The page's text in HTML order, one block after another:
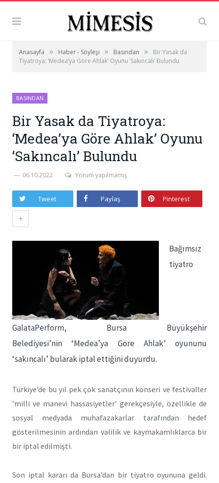
Anasayfa » Haber - Söyleşi » Basından »
Bir Yasak da
Tiyatroya: ‘Medea’ya Göre Ahlak’ Oyunu ‘Sakıncalı’ Bulundu
BASINDAN
Bir Yasak da Tiyatroya:
‘Medea’ya Göre Ahlak’ Oyunu
‘Sakıncalı’ Bulundu
06.10.2022 Yorum yapılmamış
Tweet Paylaş Pinterest
+
Bağımsız
tiyatro
GalataPerform, Bursa Büyükşehir
Belediyesi’nin ‘Medea’ya Göre Ahlak’ oyununu
‘sakıncalı’ bularak iptal ettiğini duyurdu.
Türkiye’de bu yıl pek çok sanatçının konseri ve festivaller
‘milli ve manevi hassasiyetler’ gerekçesiyle, özellikle de
sosyal medyada muhafazakarlar tarafından hedef
gösterilmesinin ardından valilik ve kaymakamlıklarca bir
bir iptal edilmişti.
Son iptal kararı da Bursa’dan bir tiyatro oyununa geldi.